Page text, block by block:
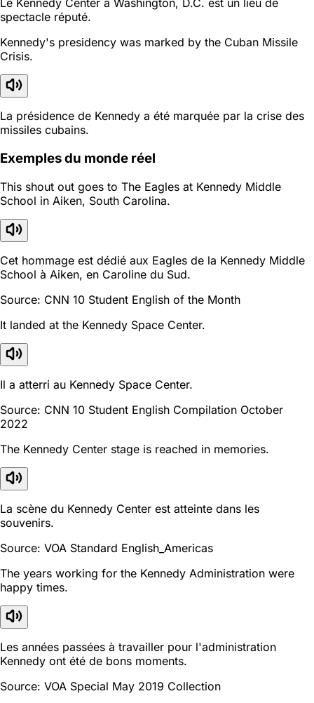
Le Kennedy Center à Washington, D.C. est un lieu de
spectacle réputé.
Kennedy's presidency was marked by the Cuban Missile
Crisis.
La présidence de Kennedy a été marquée par la crise des
missiles cubains.
Exemples du monde réel
This shout out goes to The Eagles at Kennedy Middle
School in Aiken, South Carolina.
Cet hommage est dédié aux Eagles de la Kennedy Middle
School à Aiken, en Caroline du Sud.
Source: CNN 10 Student English of the Month
It landed at the Kennedy Space Center.
Il a atterri au Kennedy Space Center.
Source: CNN 10 Student English Compilation October
2022
The Kennedy Center stage is reached in memories.
La scène du Kennedy Center est atteinte dans les
souvenirs.
Source: VOA Standard English_Americas
The years working for the Kennedy Administration were
happy times.
Les années passées à travailler pour l'administration
Kennedy ont été de bons moments.
Source: VOA Special May 2019 Collection